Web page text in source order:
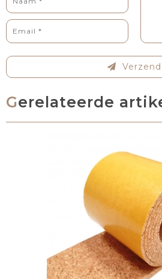
Verzend
Gerelateerde